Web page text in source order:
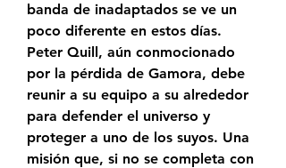
banda de inadaptados se ve un
poco diferente en estos días.
Peter Quill, aún conmocionado
por la pérdida de Gamora, debe
reunir a su equipo a su alrededor
para defender el universo y
proteger a uno de los suyos. Una
misión que, si no se completa con